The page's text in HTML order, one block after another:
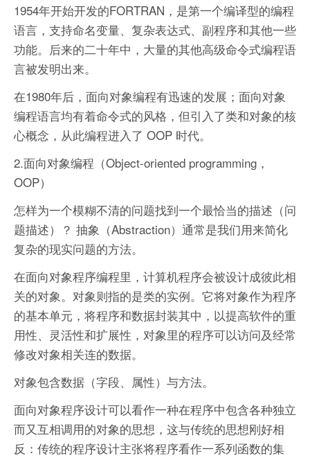
1954年开始开发的FORTRAN，是第一个编译型的编程
语言，支持命名变量、复杂表达式、副程序和其他一些
功能。后来的二十年中，大量的其他高级命令式编程语
言被发明出来。
在1980年后，面向对象编程有迅速的发展；面向对象
编程语言均有着命令式的风格，但引入了类和对象的核
心概念，从此编程进入了 OOP 时代。
2.面向对象编程（Object-oriented programming，
OOP）
怎样为一个模糊不清的问题找到一个最恰当的描述（问
题描述）？ 抽象（Abstraction）通常是我们用来简化
复杂的现实问题的方法。
在面向对象程序编程里，计算机程序会被设计成彼此相
关的对象。对象则指的是类的实例。它将对象作为程序
的基本单元，将程序和数据封装其中，以提高软件的重
用性、灵活性和扩展性，对象里的程序可以访问及经常
修改对象相关连的数据。
对象包含数据（字段、属性）与方法。
面向对象程序设计可以看作一种在程序中包含各种独立
而又互相调用的对象的思想，这与传统的思想刚好相
反：传统的程序设计主张将程序看作一系列函数的集